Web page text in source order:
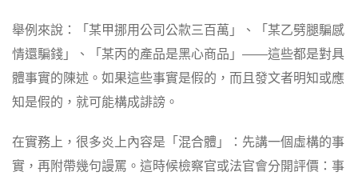
舉例來說：「某甲挪用公司公款三百萬」、「某乙劈腿騙感
情還騙錢」、「某丙的產品是黑心商品」——這些都是對具
體事實的陳述。如果這些事實是假的，而且發文者明知或應
知是假的，就可能構成誹謗。
在實務上，很多炎上內容是「混合體」：先講一個虛構的事
實，再附帶幾句謾罵。這時候檢察官或法官會分開評價：事